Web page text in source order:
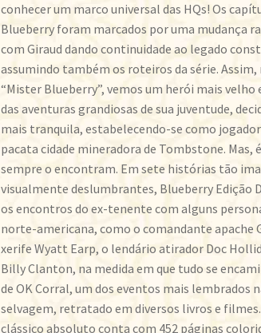
conhecer um marco universal das HQs! Os
Blueberry foram marcados por uma mudança
com Giraud dando continuidade ao legado
assumindo também os roteiros da série.
“Mister Blueberry”, vemos um herói mais velho
das aventuras grandiosas de sua juventude,
mais tranquila, estabelecendo-se como
pacata cidade mineradora de Tombstone. Mas,
sempre o encontram. Em sete histórias tão
visualmente deslumbrantes, Blueberry Edição
os encontros do ex-tenente com alguns
norte-americana, como o comandante apache
xerife Wyatt Earp, o lendário atirador Doc
Billy Clanton, na medida em que tudo se
de OK Corral, um dos eventos mais lembrados
selvagem, retratado em diversos livros e
clássico absoluto conta com 452 páginas